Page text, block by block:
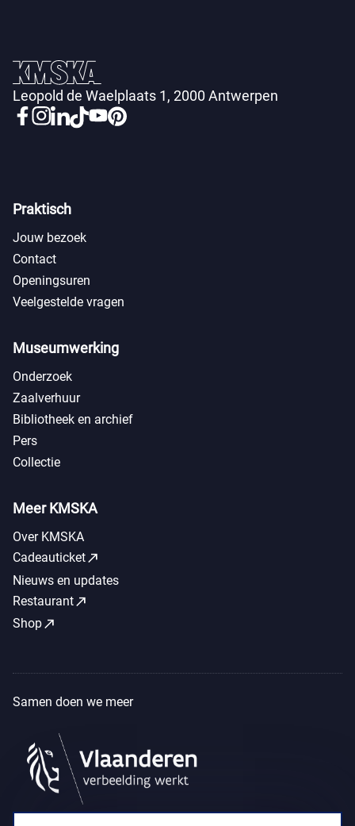
Leopold de Waelplaats 1, 2000 Antwerpen
Praktisch
Jouw bezoek
Contact
Openingsuren
Veelgestelde vragen
Museumwerking
Onderzoek
Zaalverhuur
Bibliotheek en archief
Pers
Collectie
Meer KMSKA
Over KMSKA
Cadeauticketcall_made
Nieuws en updates
Restaurantcall_made
Shopcall_made
Samen doen we meer